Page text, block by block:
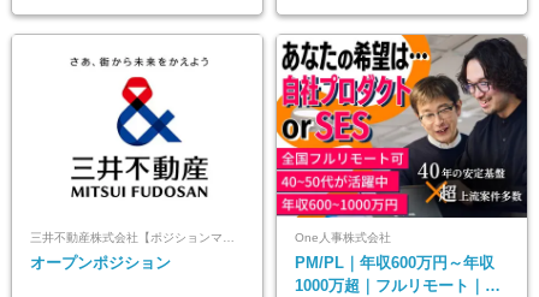
オープンポジション
One人事株式会社
PM/PL｜年収600万円～年収
1000万超｜フルリモート｜